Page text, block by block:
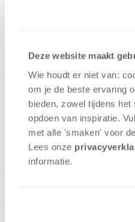
Deze website maakt
Wie houdt er niet van:
om je de beste ervaring
bieden, zowel tijdens het
opdoen van inspiratie.
met alle 'smaken' voor
Lees onze
informatie.
v.a.